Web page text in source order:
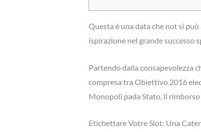
Questa è una data che not si
ispirazione nel grande successo
Partendo dalla consapevolezza
compresa tra Obiettivo 2016
Monopoli pada Stato, il rimborso
Etichettare Votre Slot: Una